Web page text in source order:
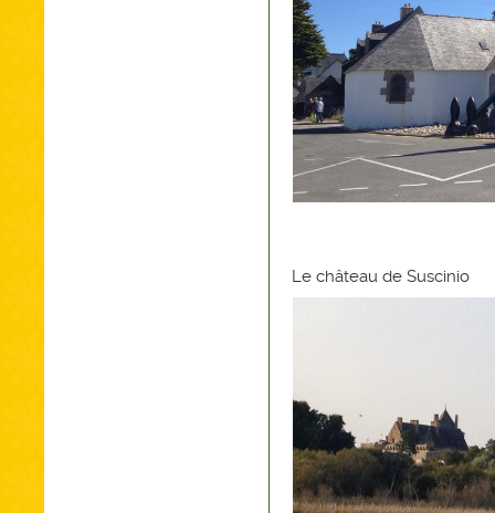
Le château de Suscinio